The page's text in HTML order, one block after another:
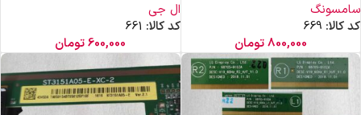
سامسونگ
کد کالا: 669
800,000تومان
ال جی
کد کالا: 661
600,000تومان